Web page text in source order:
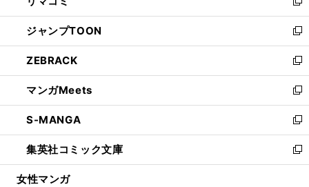
開
く
ウ
で
開
く
ィ
ン
ド
ウ
で
開
く
い
ウ
ィ
ン
ド
ウ
で
開
く
新
し
い
ウ
ィ
ン
ド
ウ
で
開
く
ジャンプTOON
新
し
い
ウ
ィ
ン
ド
ウ
で
開
ZEBRACK
新
し
い
ウ
ィ
ン
ド
ウ
マンガMeets
新
し
い
ウ
ィ
ン
S-MANGA
新
し
い
ウ
集英社コミック文庫
新
し
女性マンガ